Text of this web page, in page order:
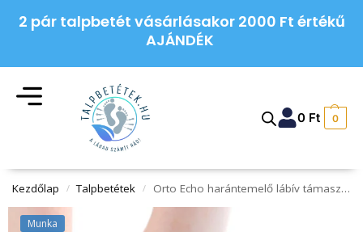
2 pár talpbetét vásárlásakor 2000 Ft értékű
AJÁNDÉK
0 Ft 0
Kezdőlap / Talpbetétek / Orto Echo harántemelő lábív támasztó párna
Munka